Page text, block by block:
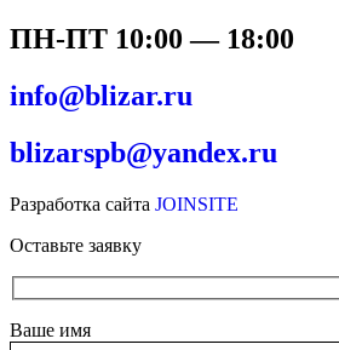
ПН-ПТ 10:00 — 18:00
info@blizar.ru
blizarspb@yandex.ru
Разработка сайта JOINSITE
Оставьте заявку
Ваше имя